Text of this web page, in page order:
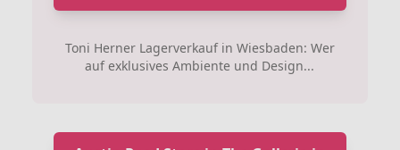
Toni Herner Lagerverkauf in Wiesbaden: Wer
auf exklusives Ambiente und Design...